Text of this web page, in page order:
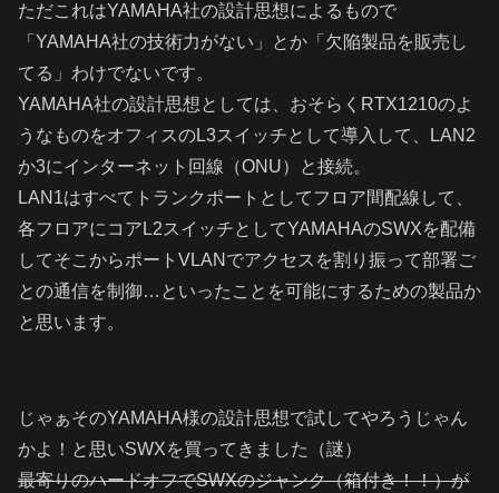
ただこれはYAMAHA社の設計思想によるもので
「YAMAHA社の技術力がない」とか「欠陥製品を販売し
てる」わけでないです。
YAMAHA社の設計思想としては、おそらくRTX1210のよ
うなものをオフィスのL3スイッチとして導入して、LAN2
か3にインターネット回線（ONU）と接続。
LAN1はすべてトランクポートとしてフロア間配線して、
各フロアにコアL2スイッチとしてYAMAHAのSWXを配備
してそこからポートVLANでアクセスを割り振って部署ご
との通信を制御…といったことを可能にするための製品か
と思います。
じゃぁそのYAMAHA様の設計思想で試してやろうじゃん
かよ！と思いSWXを買ってきました（謎）
最寄りのハードオフでSWXのジャンク（箱付き！！）が